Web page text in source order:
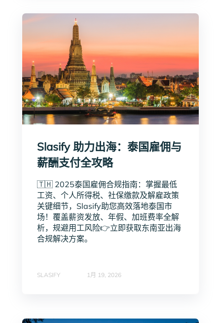
Slasify 助力出海：泰国雇佣与
薪酬支付全攻略
🇹🇭 2025泰国雇佣合规指南：掌握最低
工资、个人所得税、社保缴款及解雇政策
关键细节，Slasify助您高效落地泰国市
场！覆盖薪资发放、年假、加班费率全解
析，规避用工风险👉立即获取东南亚出海
合规解决方案。
SLASIFY 1月 19, 2026